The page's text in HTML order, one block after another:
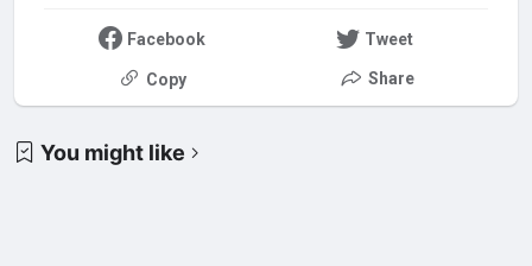
Facebook Tweet
Copy Share
You might like